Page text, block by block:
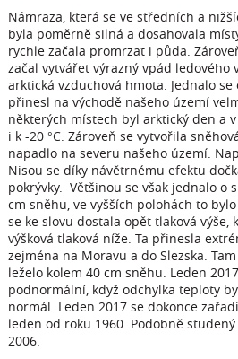
Námraza, která se ve středních a
byla poměrně silná a dosahovala
rychle začala promrzat i půda.
začal vytvářet výrazný vpád ledového
arktická vzduchová hmota. Jednalo
přinesl na východě našeho území
některých místech byl arktický den a
i k -20 °C. Zároveň se vytvořila
napadlo na severu našeho území.
Nisou se díky návětrnému efektu
pokrývky. Většinou se však jednalo o
cm sněhu, ve vyšších polohách to
se ke slovu dostala opět tlaková
výšková tlaková níže. Ta přinesla
zejména na Moravu a do Slezska.
leželo kolem 40 cm sněhu. Leden
podnormální, když odchylka teploty
normál. Leden 2017 se dokonce
leden od roku 1960. Podobně
2006.